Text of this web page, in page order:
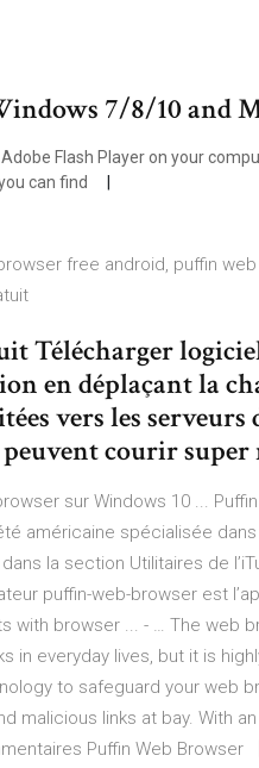
7/8/10 and
Flash Player on your
can find
free android, puffin
Télécharger
en déplaçant la
vers les serveurs
peuvent courir
sur Windows 10 ...
américaine spécialisée dans
la section Utilitaires de
puffin-web-browser est
with browser ... - … The web
in everyday lives, but it is
to safeguard your web
malicious links at bay. With
Puffin Web Browser